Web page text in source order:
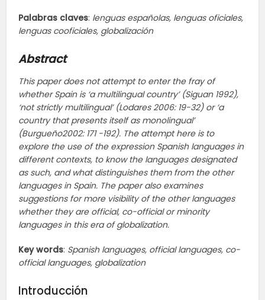
Palabras claves: lenguas españolas, lenguas oficiales,
lenguas cooficiales, globalización
Abstract
This paper does not attempt to enter the fray of
whether Spain is ‘a multilingual country’ (Siguan 1992),
‘not strictly multilingual’ (Lodares 2006: 19-32) or ‘a
country that presents itself as monolingual’
(Burgueño2002: 171 -192). The attempt here is to
explore the use of the expression Spanish languages in
different contexts, to know the languages designated
as such, and what distinguishes them from the other
languages in Spain. The paper also examines
suggestions for more visibility of the other languages
whether they are official, co-official or minority
languages in this era of globalization.
Key words: Spanish languages, official languages, co-
official languages, globalization
Introducción